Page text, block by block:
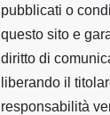
pubblicati o
questo sito e
diritto di
liberando il
responsabilità